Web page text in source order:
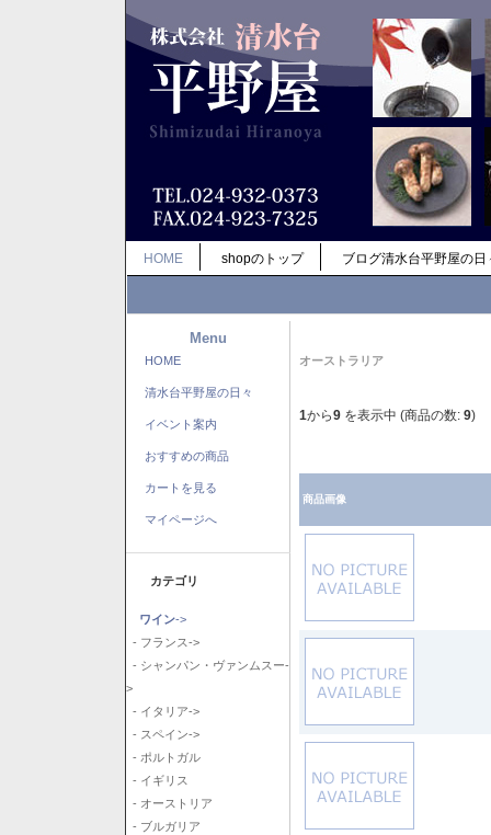
HOME shopのトップ ブログ清水台平野屋の日
Menu
HOME
清水台平野屋の日々
イベント案内
おすすめの商品
カートを見る
マイページへ
カテゴリ
ワイン->
- フランス->
- シャンパン・ヴァンムスー-
>
- イタリア->
- スペイン->
- ポルトガル
- イギリス
- オーストリア
- ブルガリア
オーストラリア
1から9 を表示中 (商品の数: 9)
商品画像